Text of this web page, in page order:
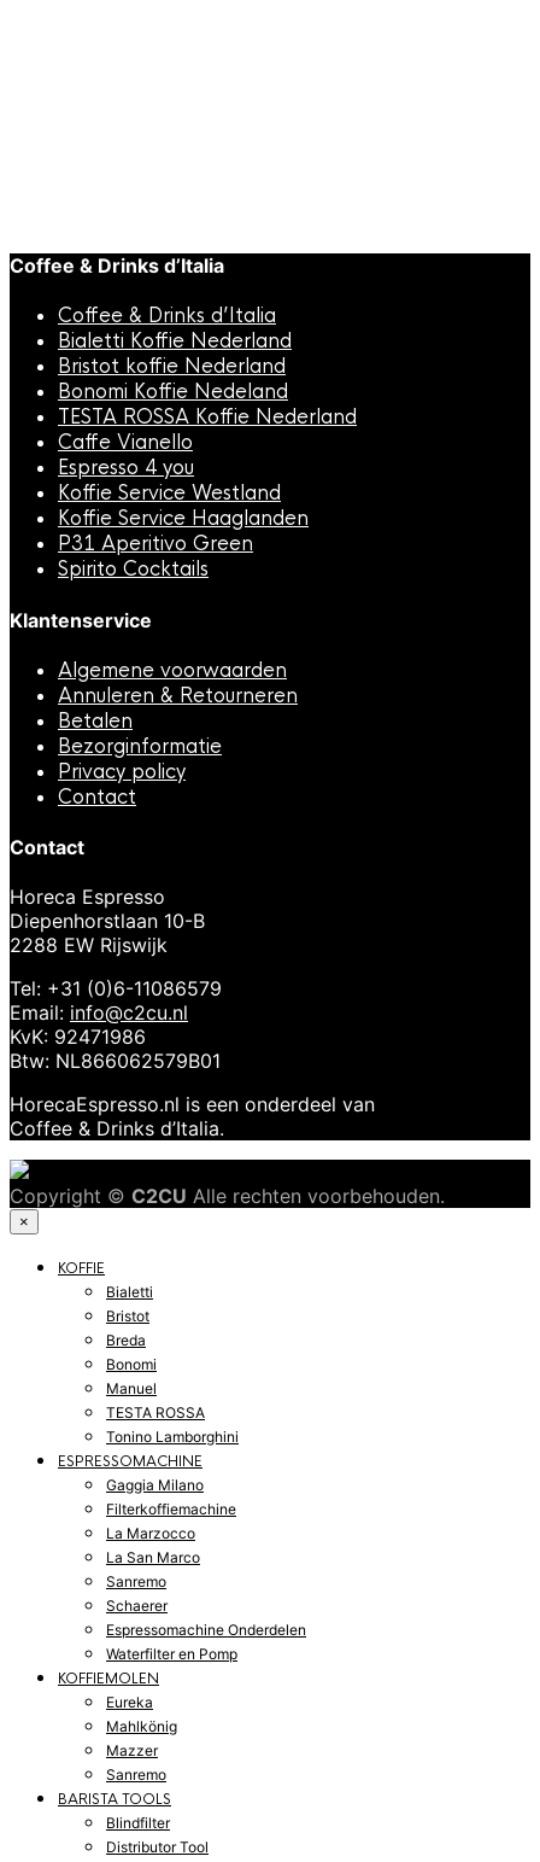
Coffee & Drinks d’Italia
Coffee & Drinks d’Italia
Bialetti Koffie Nederland
Bristot koffie Nederland
Bonomi Koffie Nedeland
TESTA ROSSA Koffie Nederland
Caffe Vianello
Espresso 4 you
Koffie Service Westland
Koffie Service Haaglanden
P31 Aperitivo Green
Spirito Cocktails
Klantenservice
Algemene voorwaarden
Annuleren & Retourneren
Betalen
Bezorginformatie
Privacy policy
Contact
Contact
Horeca Espresso
Diepenhorstlaan 10-B
2288 EW Rijswijk
Tel: +31 (0)6-11086579
Email: info@c2cu.nl
KvK: 92471986
Btw: NL866062579B01
HorecaEspresso.nl is een onderdeel van
Coffee & Drinks d’Italia.
Copyright © C2CU Alle rechten voorbehouden.
×
KOFFIE
Bialetti
Bristot
Breda
Bonomi
Manuel
TESTA ROSSA
Tonino Lamborghini
ESPRESSOMACHINE
Gaggia Milano
Filterkoffiemachine
La Marzocco
La San Marco
Sanremo
Schaerer
Espressomachine Onderdelen
Waterfilter en Pomp
KOFFIEMOLEN
Eureka
Mahlkönig
Mazzer
Sanremo
BARISTA TOOLS
Blindfilter
Distributor Tool